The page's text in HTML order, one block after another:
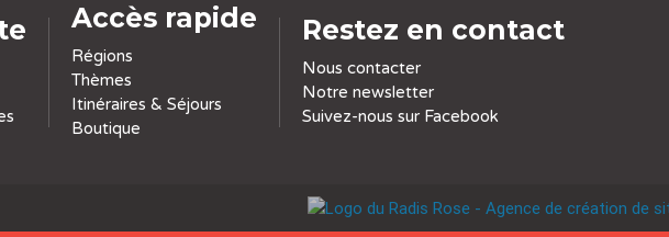
Accès rapide
Régions
Thèmes
Itinéraires & Séjours
Boutique
Restez en contact
Nous contacter
Notre newsletter
Suivez-nous sur Facebook